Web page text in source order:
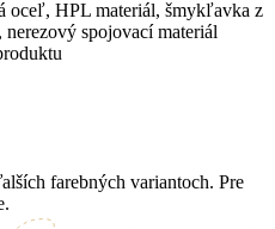
oceľ, HPL materiál, šmykľavka z
nerezový spojovací materiál
farebných variantoch. Pre